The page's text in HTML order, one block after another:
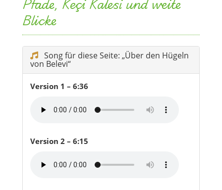
Blicke
Song für diese Seite: „Über den Hügeln
von Belevi“
Version 1 – 6:36
Version 2 – 6:15